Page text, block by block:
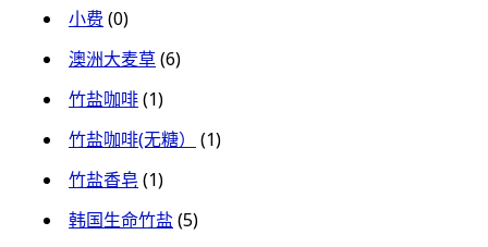
小费 (0)
澳洲大麦草(6)
竹盐咖啡(1)
竹盐咖啡(无糖）
(1)
竹盐香皂 (1)
韩国生命竹盐(5)